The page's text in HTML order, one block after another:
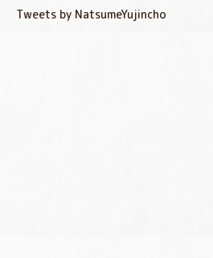
Tweets by NatsumeYujincho